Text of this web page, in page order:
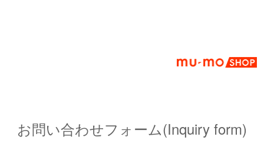
お問い合わせフォーム(Inquiry form)